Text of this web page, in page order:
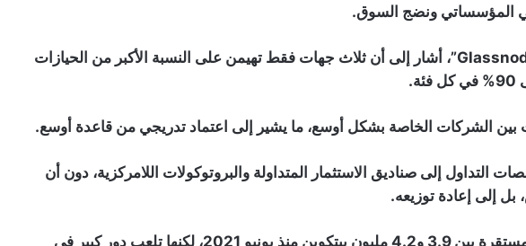
المؤسساتي ونضج السوق.
التقرير، الذي شاركت فيه “Glassnode”، أشار إلى أن ثلاث جهات فقط تهيمن على النسبة الأكبر من الحيازات
بين الشركات الخاصة بشكل أوسع، ما يشير إلى اعتماد تدريجي من قاعدة أوسع.
إلى صناديق الاستثمار المتداولة والبروتوكولات اللامركزية، دون أن
إلى إعادة توزيعه.
ظلّت الحيازات المؤسساتية مستقرة بين 3.9 و4.2 مليون بيتكوين منذ يونيو 2021، لكنها تلعب دور كبير في